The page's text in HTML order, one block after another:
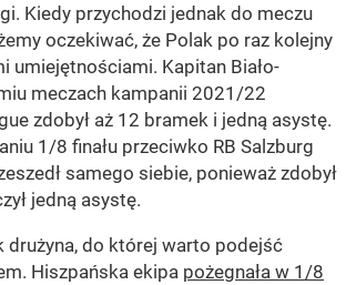
Kiedy przychodzi jednak do meczu
oczekiwać, że Polak po raz kolejny
umiejętnościami. Kapitan Biało-
meczach kampanii 2021/22
zdobył aż 12 bramek i jedną asystę.
1/8 finału przeciwko RB Salzburg
samego siebie, ponieważ zdobył
jedną asystę.
drużyna, do której warto podejść
Hiszpańska ekipa pożegnała w 1/8